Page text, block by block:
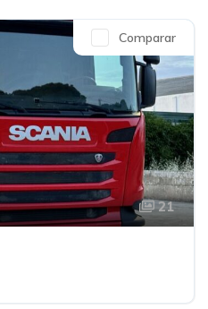
21
Comparar